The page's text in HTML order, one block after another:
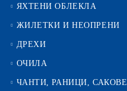
ЯХТЕНИ ОБЛЕКЛА
ЖИЛЕТКИ И НЕОПРЕНИ
ДРЕХИ
ОЧИЛА
ЧАНТИ, РАНИЦИ, САКОВЕ